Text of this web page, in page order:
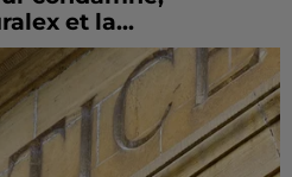
et la...